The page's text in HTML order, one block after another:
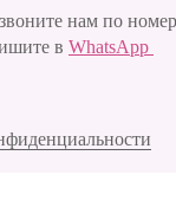
нам по
в WhatsApp